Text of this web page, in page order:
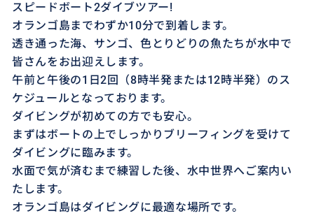
スピードボート2ダイブツアー!
オランゴ島までわずか10分で到着します。
透き通った海、サンゴ、色とりどりの魚たちが水中で
皆さんをお出迎えします。
午前と午後の1日2回（8時半発または12時半発）のス
ケジュールとなっております。
ダイビングが初めての方でも安心。
まずはボートの上でしっかりブリーフィングを受けて
ダイビングに臨みます。
水面で気が済むまで練習した後、水中世界へご案内い
たします。
オランゴ島はダイビングに最適な場所です。